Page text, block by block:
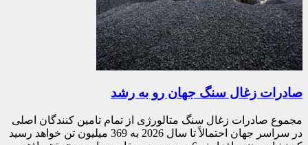
صادرات زغال سنگ جهان رو به رشد
مجموع صادرات زغال سنگ متالورژی از تمام تامین کنندگان اصلی
در سراسر جهان احتمالاً تا سال 2026 به 369 میلیون تن خواهد رسید